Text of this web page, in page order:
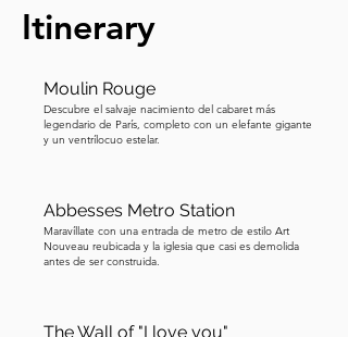
symbolising a fragmented humanity
that the wall is trying to put back
take you to a square where modern art
began.
Itinerary
Moulin Rouge
Descubre el salvaje nacimiento del cabaret más
legendario de París, completo con un elefante gigante
y un ventrílocuo estelar.
Abbesses Metro Station
Maravíllate con una entrada de metro de estilo Art
Nouveau reubicada y la iglesia que casi es demolida
antes de ser construida.
The Wall of "I love you"